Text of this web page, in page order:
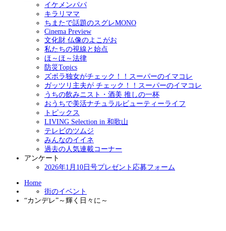
イケメンパパ
キラリママ
ちまたで話題のスグレMONO
Cinema Preview
文化財 仏像のよこがお
私たちの視線と始点
ほ～ほ～法律
防災Topics
ズボラ独女がチェック！！スーパーのイマコレ
ガッツリ主夫が チェック！！スーパーのイマコレ
うちの飲みニスト・酒美 推しの一杯
おうちで美活ナチュラルビューティーライフ
トピックス
LIVING Selection in 和歌山
テレビのツムジ
みんなのイイネ
過去の人気連載コーナー
アンケート
2026年1月10日号プレゼント応募フォーム
Home
街のイベント
“カンデレ”～輝く日々に～